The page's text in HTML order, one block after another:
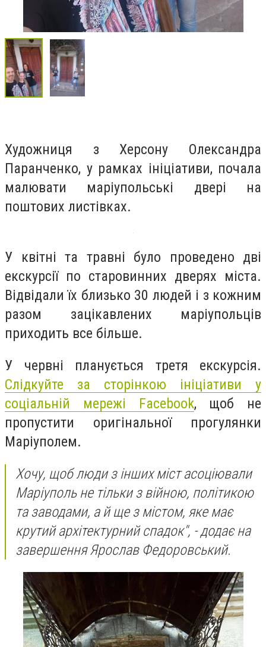
Художниця з Херсону Олександра
Паранченко, у рамках ініціативи, почала
малювати маріупольські двері на
поштових листівках.
У квітні та травні було проведено дві
екскурсії по старовинних дверях міста.
Відвідали їх близько 30 людей і з кожним
разом зацікавлених маріупольців
приходить все більше.
У червні планується третя екскурсія.
Слідкуйте за сторінкою ініціативи у
соціальній мережі Facebook, щоб не
пропустити оригінальної прогулянки
Маріуполем.
Хочу, щоб люди з інших міст асоціювали
Маріуполь не тільки з війною, політикою
та заводами, а й ще з містом, яке має
крутий архітектурний спадок", - додає на
завершення Ярослав Федоровський.